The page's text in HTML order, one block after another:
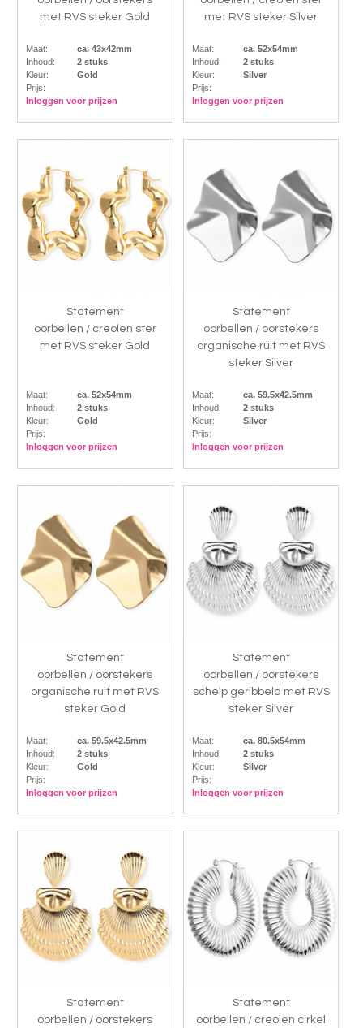
met RVS steker Gold
Maat:
ca. 43x42mm
Inhoud:
2 stuks
Kleur:
Gold
Prijs:
Inloggen voor prijzen
met RVS steker Silver
Maat:
ca. 52x54mm
Inhoud:
2 stuks
Kleur:
Silver
Prijs:
Inloggen voor prijzen
Statement
oorbellen / creolen ster
met RVS steker Gold
Maat:
ca. 52x54mm
Inhoud:
2 stuks
Kleur:
Gold
Prijs:
Inloggen voor prijzen
Statement
oorbellen / oorstekers
organische ruit met RVS
steker Silver
Maat:
ca. 59.5x42.5mm
Inhoud:
2 stuks
Kleur:
Silver
Prijs:
Inloggen voor prijzen
Statement
oorbellen / oorstekers
organische ruit met RVS
steker Gold
Maat:
ca. 59.5x42.5mm
Inhoud:
2 stuks
Kleur:
Gold
Prijs:
Inloggen voor prijzen
Statement
oorbellen / oorstekers
schelp geribbeld met RVS
steker Silver
Maat:
ca. 80.5x54mm
Inhoud:
2 stuks
Kleur:
Silver
Prijs:
Inloggen voor prijzen
Statement
oorbellen / oorstekers
Statement
oorbellen / creolen cirkel